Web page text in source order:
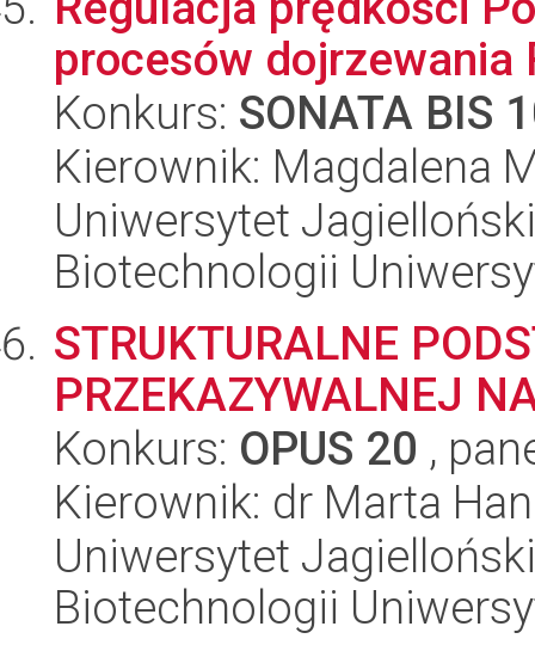
procesów dojrzewania
Konkurs: SONATA BIS
Kierownik: Magdalena
Uniwersytet
Biotechnologii
STRUKTURALNE
PRZEKAZYWALNEJ
Konkurs: OPUS 20 ,
Kierownik: dr Marta
Uniwersytet
Biotechnologii